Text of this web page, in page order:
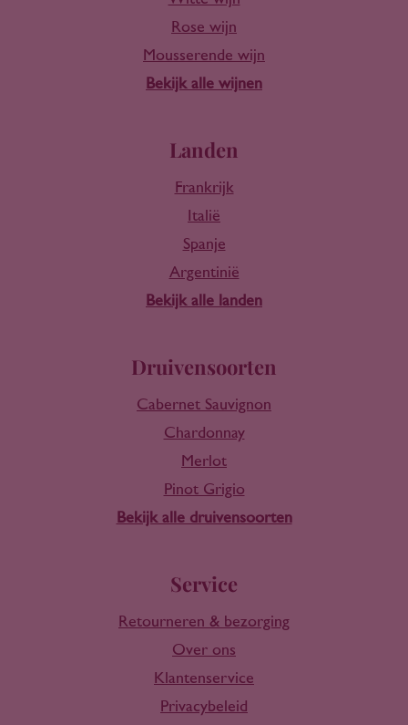
Rose wijn
Mousserende wijn
Bekijk alle wijnen
Landen
Frankrijk
Italië
Spanje
Argentinië
Bekijk alle landen
Druivensoorten
Cabernet Sauvignon
Chardonnay
Merlot
Pinot Grigio
Bekijk alle druivensoorten
Service
Retourneren & bezorging
Over ons
Klantenservice
Privacybeleid